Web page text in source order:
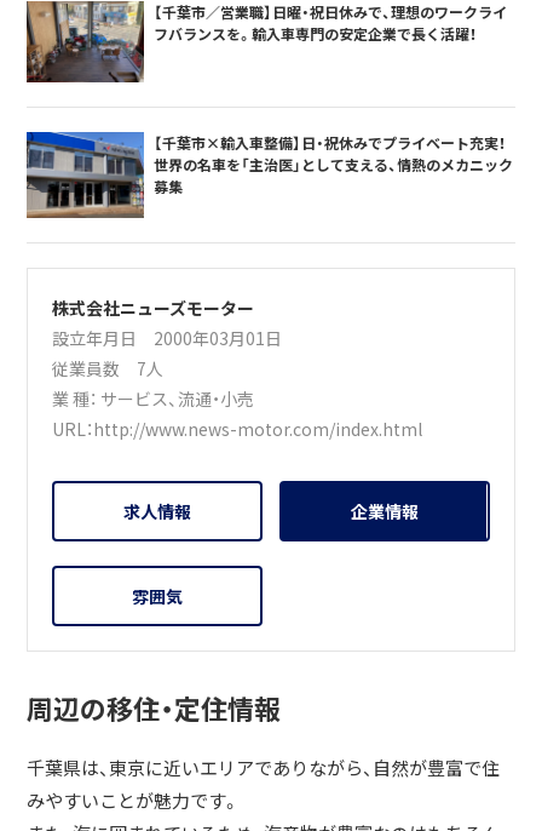
【千葉市／営業職】日曜・祝日休みで、理想のワークライ
フバランスを。輸入車専門の安定企業で長く活躍！
【千葉市×輸入車整備】日・祝休みでプライベート充実！
世界の名車を「主治医」として支える、情熱のメカニック
募集
株式会社ニューズモーター
設立年月日 2000年03月01日
従業員数 7人
業 種： サービス、流通・小売
URL：http://www.news-motor.com/index.html
求人情報 企業情報
雰囲気
周辺の移住・定住情報
千葉県は、東京に近いエリアでありながら、自然が豊富で住
みやすいことが魅力です。